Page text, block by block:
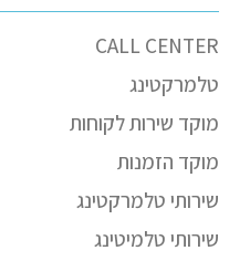
CALL CENTER
טלמרקטינג
מוקד שירות לקוחות
מוקד הזמנות
שירותי טלמרקטינג
שירותי טלמיטינג